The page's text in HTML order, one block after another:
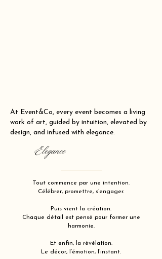
At Event&Co, every event becomes a living
work of art, guided by intuition, elevated by
design, and infused with elegance.
Elegance
Tout commence par une intention.
Célébrer, promettre, s’engager.
Puis vient la création.
Chaque détail est pensé pour former une
harmonie.
Et enfin, la révélation.
Le décor, l’émotion, l’instant.